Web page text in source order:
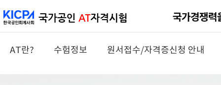
AT란? 수험정보 원서접수/자격증신청 안내